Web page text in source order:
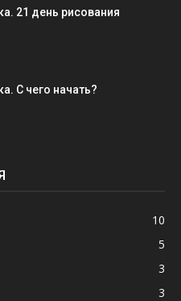
21 день рисования
С чего начать?
10
5
3
3